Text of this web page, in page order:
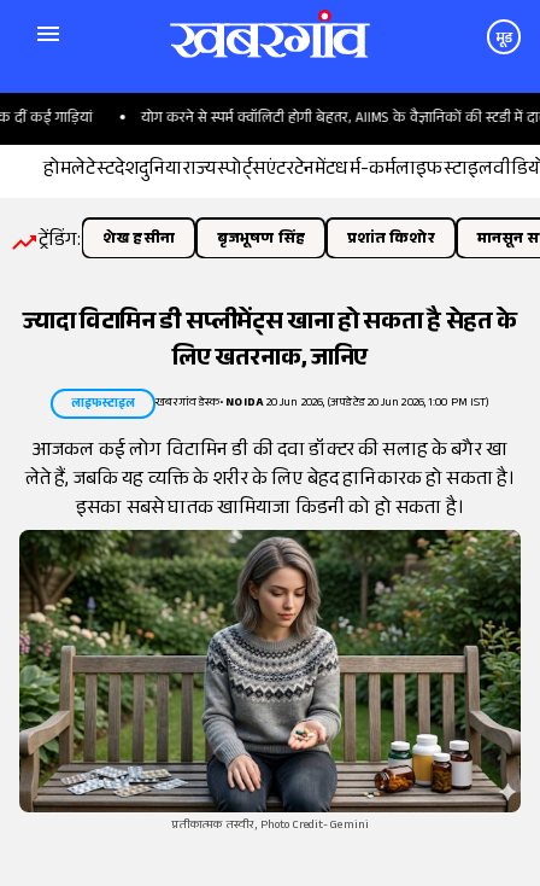
मूड
गाड़ियां योग करने से स्पर्म क्वॉलिटी होगी बेहतर, AIIMS के वैज्ञानिकों की स्टडी में दावा
होमलेटेस्टदेशदुनियाराज्यस्पोर्ट्सएंटरटेनमेंटधर्म-कर्मलाइफस्टाइल
ट्रेंडिंग: शेख हसीना बृजभूषण सिंह प्रशांत किशोर मानसून
ज्यादा विटामिन डी सप्लीमेंट्स खाना हो सकता है सेहत के
लिए खतरनाक, जानिए
लाइफस्टाइल खबरगांव डेस्क•NOIDA20 Jun 2026, (अपडेटेड 20 Jun 2026, 1:00 PM IST)
आजकल कई लोग विटामिन डी की दवा डॉक्टर की सलाह के बगैर खा
लेते हैं, जबकि यह व्यक्ति के शरीर के लिए बेहद हानिकारक हो सकता है।
इसका सबसे घातक खामियाजा किडनी को हो सकता है।
प्रतीकात्मक तस्वीर, Photo Credit- Gemini